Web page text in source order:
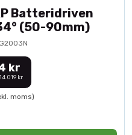
Batteridriven
(50-90mm)
kr
019 kr
moms)